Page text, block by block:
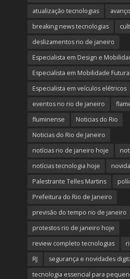
atualização tecnologias
breaking news tecnologias
deslizamentos rio de janeiro
Especialista em Design e
Especialista em Mobilidade Futura
Especialista em veículos elétricos
eventos no rio de janeiro
fluminense
Noticias do Rio
Noticias do Rio de Janeiro
notícias rio de janeiro hoje
notícias tecnologia hoje
Palestrante Telles Martins
Prefeitura do Rio de Janeiro
previsão do tempo rio de janeiro
protestos rio de janeiro hoje
review completo tecnologias
RJ
segurança e novidades
tecnologia essencial para